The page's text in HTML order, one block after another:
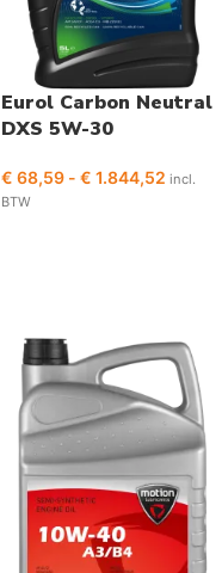
Eurol Carbon Neutral
DXS 5W-30
€ 68,59 - € 1.844,52 incl.
BTW